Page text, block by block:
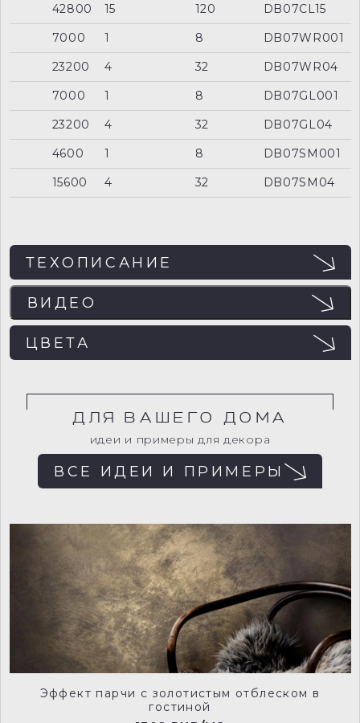
42800
15 120
DB07CL15
7000
1 8
DB07WR001
23200
4 32
DB07WR04
7000
1 8
DB07GL001
23200
4 32
DB07GL04
4600
1 8
DB07SM001
15600
4 32 DB07SM04
ТЕХОПИСАНИЕ
ВИДЕО
ЭФФЕКТЫ
Для загрузки внешнего содержимого
необходимо разрешить cookies.
Изменить настройки cookies
ЦВЕТА
ДЛЯ ВАШЕГО ДОМА
идеи и примеры для декора
ВСЕ ИДЕИ И ПРИМЕРЫ
Эффект парчи с золотистым отблеском в
гостиной